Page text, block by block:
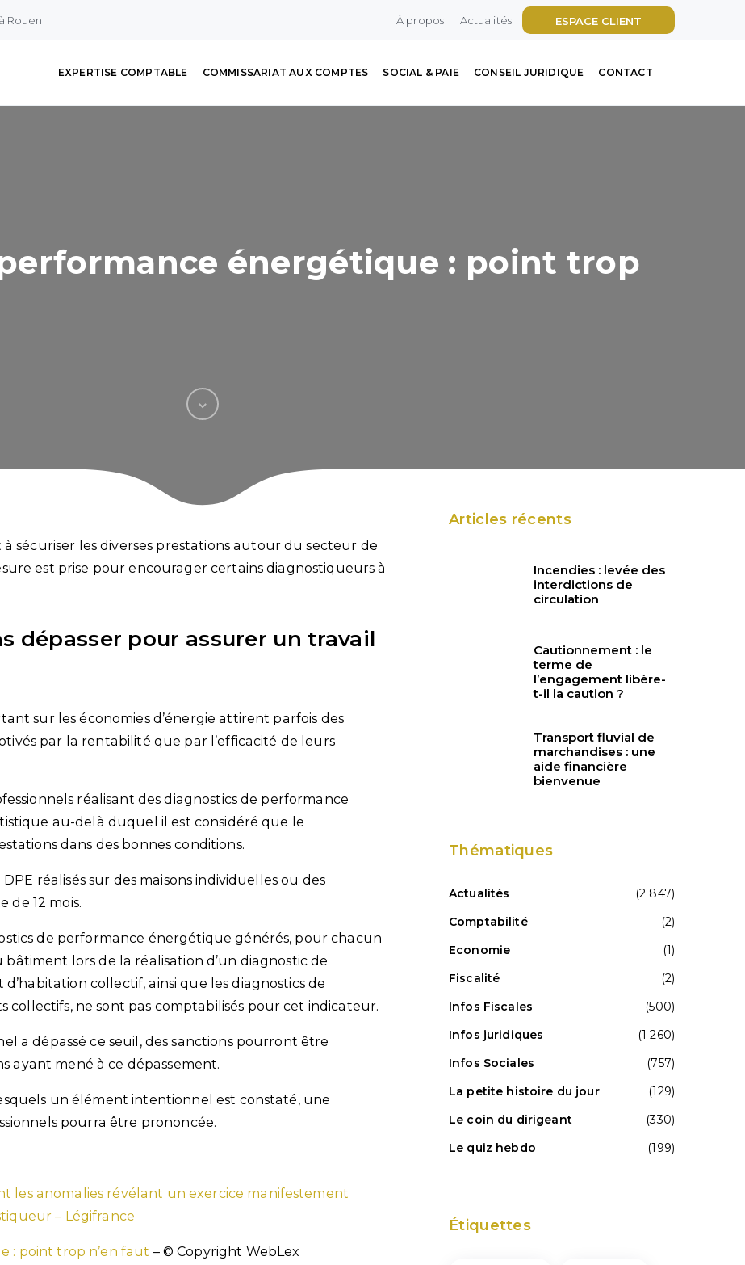
Rouen ESPACE CLIENT
À propos Actualités
EXPERTISE COMPTABLE COMMISSARIAT AUX COMPTES SOCIAL & PAIE CONSEIL JURIDIQUE CONTACT
énergétique : point trop
sécuriser les diverses prestations autour du secteur de
est prise pour encourager certains diagnostiqueurs à
dépasser pour assurer un travail
sur les économies d’énergie attirent parfois des
par la rentabilité que par l’efficacité de leurs
réalisant des diagnostics de performance
au-delà duquel il est considéré que le
dans des bonnes conditions.
réalisés sur des maisons individuelles ou des
de 12 mois.
de performance énergétique générés, pour chacun
lors de la réalisation d’un diagnostic de
collectif, ainsi que les diagnostics de
ne sont pas comptabilisés pour cet indicateur.
a dépassé ce seuil, des sanctions pourront être
ayant mené à ce dépassement.
un élément intentionnel est constaté, une
pourra être prononcée.
les anomalies révélant un exercice manifestement
– Légifrance
: point trop n’en faut – © Copyright WebLex
Articles récents
Incendies : levée des
interdictions de
circulation
Cautionnement : le
terme de
l’engagement libère-
t-il la caution ?
Transport fluvial de
marchandises : une
aide financière
bienvenue
Thématiques
Actualités
(2 847)
Comptabilité
(2)
Economie
(1)
Fiscalité
(2)
Infos Fiscales
(500)
Infos juridiques
(1 260)
Infos Sociales
(757)
La petite histoire du jour
(129)
Le coin du dirigeant
(330)
Le quiz hebdo
(199)
Étiquettes